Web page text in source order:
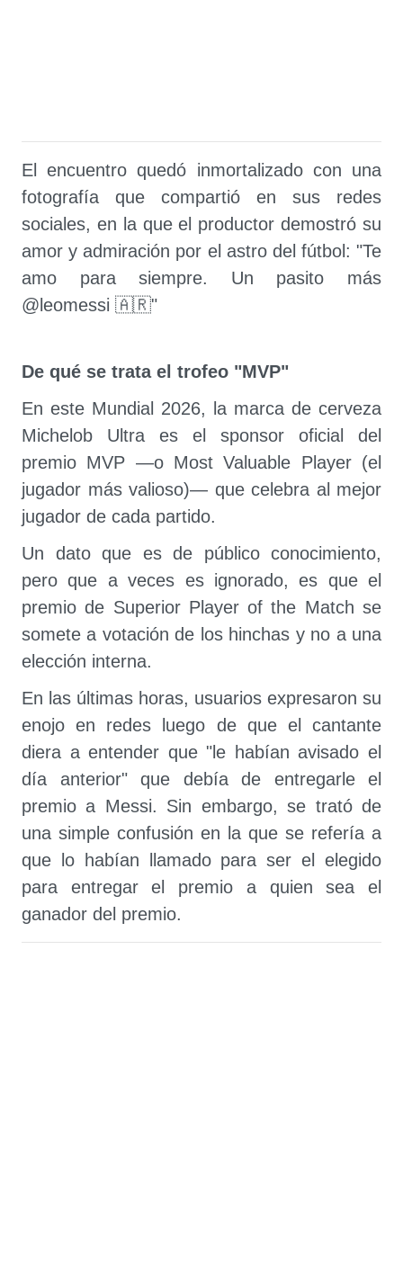
El encuentro quedó inmortalizado con una
fotografía que compartió en sus redes
sociales, en la que el productor demostró su
amor y admiración por el astro del fútbol: "Te
amo para siempre. Un pasito más
@leomessi 🇦🇷"
De qué se trata el trofeo "MVP"
En este Mundial 2026, la marca de cerveza
Michelob Ultra es el sponsor oficial del
premio MVP —o Most Valuable Player (el
jugador más valioso)— que celebra al mejor
jugador de cada partido.
Un dato que es de público conocimiento,
pero que a veces es ignorado, es que el
premio de Superior Player of the Match se
somete a votación de los hinchas y no a una
elección interna.
En las últimas horas, usuarios expresaron su
enojo en redes luego de que el cantante
diera a entender que "le habían avisado el
día anterior" que debía de entregarle el
premio a Messi. Sin embargo, se trató de
una simple confusión en la que se refería a
que lo habían llamado para ser el elegido
para entregar el premio a quien sea el
ganador del premio.